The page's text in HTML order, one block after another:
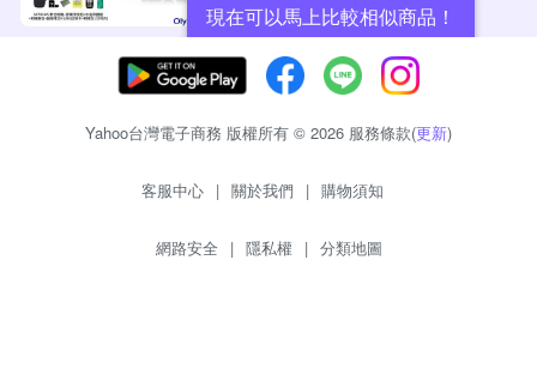
現在可以馬上比較相似商品！
Yahoo台灣電子商務 版權所有 © 2026 服務條款(更新)
客服中心 | 關於我們 | 購物須知
網路安全 | 隱私權 | 分類地圖